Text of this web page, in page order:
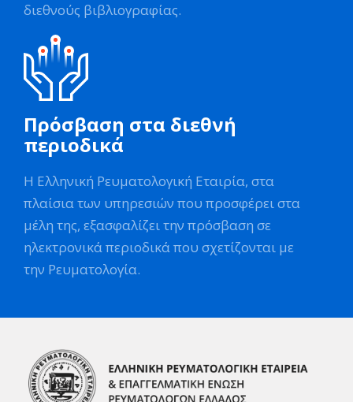
διεθνούς βιβλιογραφίας.
Πρόσβαση στα διεθνή
περιοδικά
Η Ελληνική Ρευματολογική Εταιρία, στα
πλαίσια των υπηρεσιών που προσφέρει στα
μέλη της, εξασφαλίζει την πρόσβαση σε
ηλεκτρονικά περιοδικά που σχετίζονται με
την Ρευματολογία.